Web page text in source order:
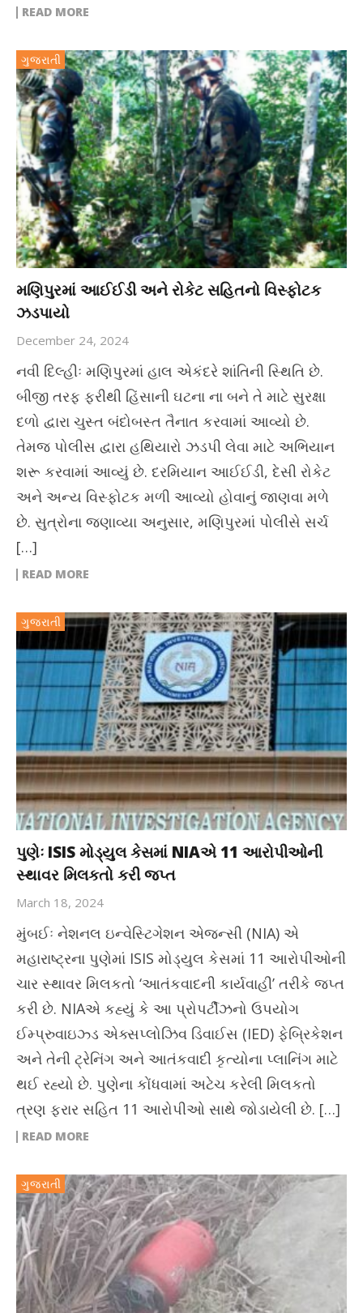
READ MORE
ગુજરાતી
મણિપુરમાં આઈઈડી અને રોકેટ સહિતનો વિસ્ફોટક
ઝડપાયો
December 24, 2024
નવી દિલ્હીઃ મણિપુરમાં હાલ એકંદરે શાંતિની સ્થિતિ છે.
બીજી તરફ ફરીથી હિંસાની ઘટના ના બને તે માટે સુરક્ષા
દળો દ્વારા ચુસ્ત બંદોબસ્ત તૈનાત કરવામાં આવ્યો છે.
તેમજ પોલીસ દ્વારા હથિયારો ઝડપી લેવા માટે અભિયાન
શરૂ કરવામાં આવ્યું છે. દરમિયાન આઈઈડી, દેસી રોકેટ
અને અન્ય વિસ્ફોટક મળી આવ્યો હોવાનું જાણવા મળે
છે. સુત્રોના જણાવ્યા અનુસાર, મણિપુરમાં પોલીસે સર્ચ
[…]
READ MORE
ગુજરાતી
પુણેઃ ISIS મોડ્યુલ કેસમાં NIAએ 11 આરોપીઓની
સ્થાવર મિલકતો કરી જપ્ત
March 18, 2024
મુંબઈઃ નેશનલ ઇન્વેસ્ટિગેશન એજન્સી (NIA) એ
મહારાષ્ટ્રના પુણેમાં ISIS મોડ્યુલ કેસમાં 11 આરોપીઓની
ચાર સ્થાવર મિલકતો ‘આતંકવાદની કાર્યવાહી’ તરીકે જપ્ત
કરી છે. NIAએ કહ્યું કે આ પ્રોપર્ટીઝનો ઉપયોગ
ઈમ્પ્રુવાઇઝ્ડ એક્સપ્લોઝિવ ડિવાઈસ (IED) ફેબ્રિકેશન
અને તેની ટ્રેનિંગ અને આતંકવાદી કૃત્યોના પ્લાનિંગ માટે
થઈ રહ્યો છે. પુણેના કોંધવામાં અટેચ કરેલી મિલકતો
ત્રણ ફરાર સહિત 11 આરોપીઓ સાથે જોડાયેલી છે. […]
READ MORE
ગુજરાતી